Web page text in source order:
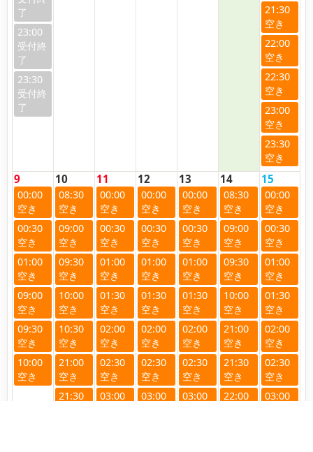
23:00
23:30
21:30
22:00
22:30
23:00
23:30
9
00:00
00:30
01:00
09:00
09:30
10:00
10
08:30
09:00
09:30
10:00
10:30
21:00
21:30
11
00:00
00:30
01:00
01:30
02:00
02:30
03:00
12
00:00
00:30
01:00
01:30
02:00
02:30
03:00
13
00:00
00:30
01:00
01:30
02:00
02:30
03:00
14
08:30
09:00
09:30
10:00
21:00
21:30
22:00
15
00:00
00:30
01:00
01:30
02:00
02:30
03:00